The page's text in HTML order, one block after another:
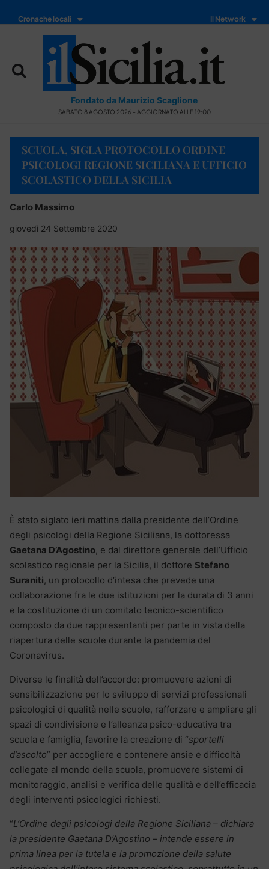
Cronache locali Il Network
Fondato da Maurizio Scaglione
SABATO 8 AGOSTO 2026 - AGGIORNATO ALLE 19:00
SCUOLA, SIGLA PROTOCOLLO ORDINE
PSICOLOGI REGIONE SICILIANA E UFFICIO
SCOLASTICO DELLA SICILIA
Carlo Massimo
giovedì 24 Settembre 2020
È stato siglato ieri mattina dalla presidente dell’Ordine
degli psicologi della Regione Siciliana, la dottoressa
Gaetana D’Agostino, e dal direttore generale dell’Ufficio
scolastico regionale per la Sicilia, il dottore Stefano
Suraniti, un protocollo d’intesa che prevede una
collaborazione fra le due istituzioni per la durata di 3 anni
e la costituzione di un comitato tecnico-scientifico
composto da due rappresentanti per parte in vista della
riapertura delle scuole durante la pandemia del
Coronavirus.
Diverse le finalità dell’accordo: promuovere azioni di
sensibilizzazione per lo sviluppo di servizi professionali
psicologici di qualità nelle scuole, rafforzare e ampliare gli
spazi di condivisione e l’alleanza psico-educativa tra
scuola e famiglia, favorire la creazione di “sportelli
d’ascolto” per accogliere e contenere ansie e difficoltà
collegate al mondo della scuola, promuovere sistemi di
monitoraggio, analisi e verifica delle qualità e dell’efficacia
degli interventi psicologici richiesti.
“L’Ordine degli psicologi della Regione Siciliana – dichiara
la presidente Gaetana D’Agostino – intende essere in
prima linea per la tutela e la promozione della salute